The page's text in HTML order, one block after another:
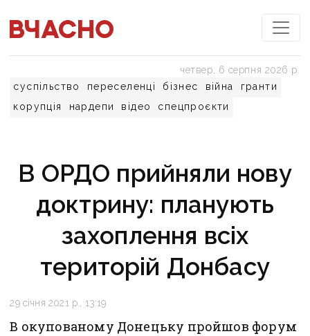
суспільство переселенці бізнес війна
гранти
корупція
нардепи відео спецпроєкти
четвер, 6 серпня 2026 р.
В ОРДО прийняли нову
доктрину: планують
захоплення всіх
територій Донбасу
29 січня 2021 р., 13:19
В окупованому Донецьку пройшов форум